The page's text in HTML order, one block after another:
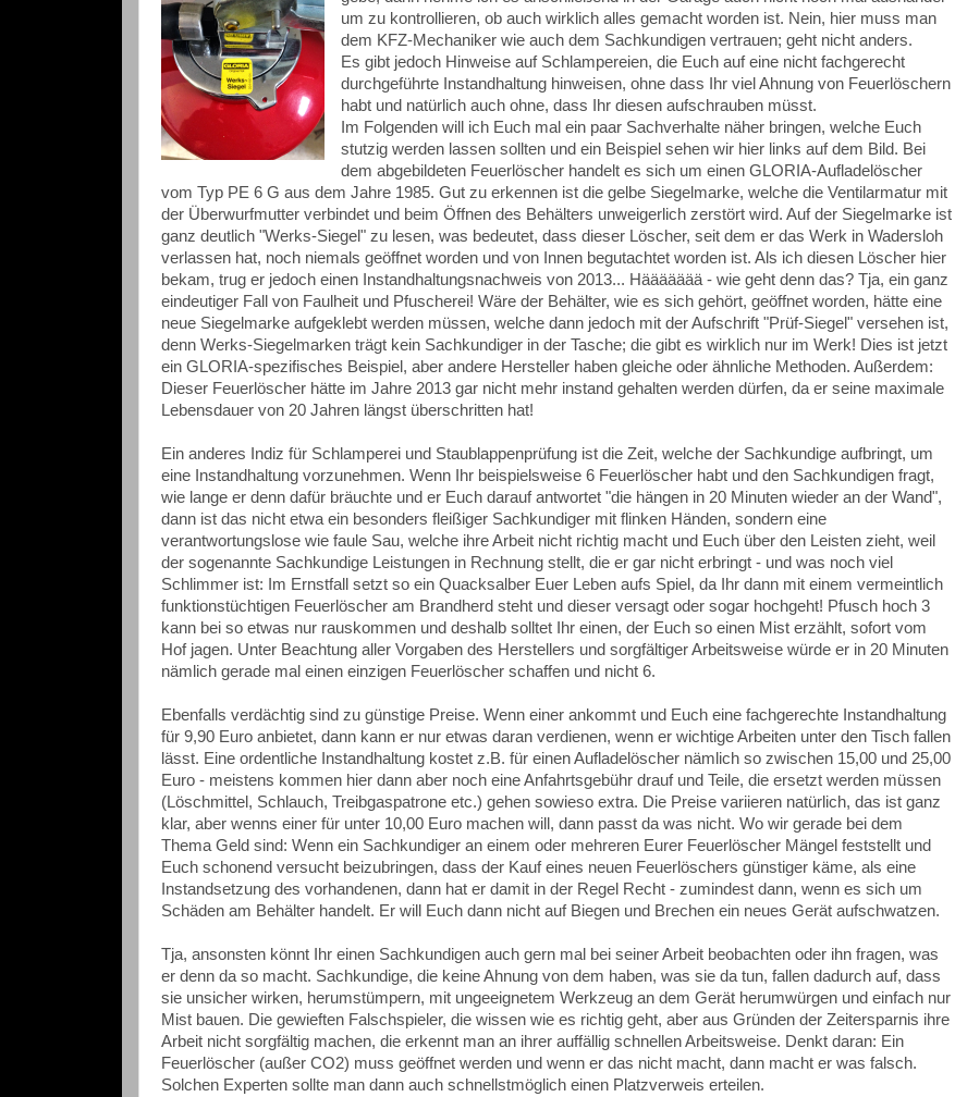
um zu kontrollieren, ob auch wirklich alles gemacht worden ist. Nein, hier muss man
dem KFZ-Mechaniker wie auch dem Sachkundigen vertrauen; geht nicht anders.
Es gibt jedoch Hinweise auf Schlampereien, die Euch auf eine nicht fachgerecht
durchgeführte Instandhaltung hinweisen, ohne dass Ihr viel Ahnung von Feuerlöschern
habt und natürlich auch ohne, dass Ihr diesen aufschrauben müsst.
Im Folgenden will ich Euch mal ein paar Sachverhalte näher bringen, welche Euch
stutzig werden lassen sollten und ein Beispiel sehen wir hier links auf dem Bild. Bei
dem abgebildeten Feuerlöscher handelt es sich um einen GLORIA-Aufladelöscher
vom Typ PE 6 G aus dem Jahre 1985. Gut zu erkennen ist die gelbe Siegelmarke, welche die Ventilarmatur mit
der Überwurfmutter verbindet und beim Öffnen des Behälters unweigerlich zerstört wird. Auf der Siegelmarke ist
ganz deutlich "Werks-Siegel" zu lesen, was bedeutet, dass dieser Löscher, seit dem er das Werk in Wadersloh
verlassen hat, noch niemals geöffnet worden und von Innen begutachtet worden ist. Als ich diesen Löscher hier
bekam, trug er jedoch einen Instandhaltungsnachweis von 2013... Häääääää - wie geht denn das? Tja, ein ganz
eindeutiger Fall von Faulheit und Pfuscherei! Wäre der Behälter, wie es sich gehört, geöffnet worden, hätte eine
neue Siegelmarke aufgeklebt werden müssen, welche dann jedoch mit der Aufschrift "Prüf-Siegel" versehen ist,
denn Werks-Siegelmarken trägt kein Sachkundiger in der Tasche; die gibt es wirklich nur im Werk! Dies ist jetzt
ein GLORIA-spezifisches Beispiel, aber andere Hersteller haben gleiche oder ähnliche Methoden. Außerdem:
Dieser Feuerlöscher hätte im Jahre 2013 gar nicht mehr instand gehalten werden dürfen, da er seine maximale
Lebensdauer von 20 Jahren längst überschritten hat!
Ein anderes Indiz für Schlamperei und Staublappenprüfung ist die Zeit, welche der Sachkundige aufbringt, um
eine Instandhaltung vorzunehmen. Wenn Ihr beispielsweise 6 Feuerlöscher habt und den Sachkundigen fragt,
wie lange er denn dafür bräuchte und er Euch darauf antwortet "die hängen in 20 Minuten wieder an der Wand",
dann ist das nicht etwa ein besonders fleißiger Sachkundiger mit flinken Händen, sondern eine
verantwortungslose wie faule Sau, welche ihre Arbeit nicht richtig macht und Euch über den Leisten zieht, weil
der sogenannte Sachkundige Leistungen in Rechnung stellt, die er gar nicht erbringt - und was noch viel
Schlimmer ist: Im Ernstfall setzt so ein Quacksalber Euer Leben aufs Spiel, da Ihr dann mit einem vermeintlich
funktionstüchtigen Feuerlöscher am Brandherd steht und dieser versagt oder sogar hochgeht! Pfusch hoch 3
kann bei so etwas nur rauskommen und deshalb solltet Ihr einen, der Euch so einen Mist erzählt, sofort vom
Hof jagen. Unter Beachtung aller Vorgaben des Herstellers und sorgfältiger Arbeitsweise würde er in 20 Minuten
nämlich gerade mal einen einzigen Feuerlöscher schaffen und nicht 6.
Ebenfalls verdächtig sind zu günstige Preise. Wenn einer ankommt und Euch eine fachgerechte Instandhaltung
für 9,90 Euro anbietet, dann kann er nur etwas daran verdienen, wenn er wichtige Arbeiten unter den Tisch fallen
lässt. Eine ordentliche Instandhaltung kostet z.B. für einen Aufladelöscher nämlich so zwischen 15,00 und 25,00
Euro - meistens kommen hier dann aber noch eine Anfahrtsgebühr drauf und Teile, die ersetzt werden müssen
(Löschmittel, Schlauch, Treibgaspatrone etc.) gehen sowieso extra. Die Preise variieren natürlich, das ist ganz
klar, aber wenns einer für unter 10,00 Euro machen will, dann passt da was nicht. Wo wir gerade bei dem
Thema Geld sind: Wenn ein Sachkundiger an einem oder mehreren Eurer Feuerlöscher Mängel feststellt und
Euch schonend versucht beizubringen, dass der Kauf eines neuen Feuerlöschers günstiger käme, als eine
Instandsetzung des vorhandenen, dann hat er damit in der Regel Recht - zumindest dann, wenn es sich um
Schäden am Behälter handelt. Er will Euch dann nicht auf Biegen und Brechen ein neues Gerät aufschwatzen.
Tja, ansonsten könnt Ihr einen Sachkundigen auch gern mal bei seiner Arbeit beobachten oder ihn fragen, was
er denn da so macht. Sachkundige, die keine Ahnung von dem haben, was sie da tun, fallen dadurch auf, dass
sie unsicher wirken, herumstümpern, mit ungeeignetem Werkzeug an dem Gerät herumwürgen und einfach nur
Mist bauen. Die gewieften Falschspieler, die wissen wie es richtig geht, aber aus Gründen der Zeitersparnis ihre
Arbeit nicht sorgfältig machen, die erkennt man an ihrer auffällig schnellen Arbeitsweise. Denkt daran: Ein
Feuerlöscher (außer CO2) muss geöffnet werden und wenn er das nicht macht, dann macht er was falsch.
Solchen Experten sollte man dann auch schnellstmöglich einen Platzverweis erteilen.